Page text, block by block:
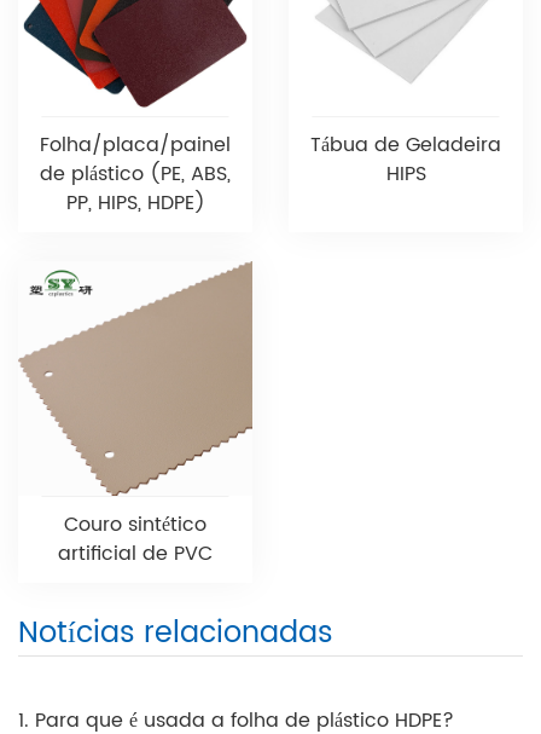
Folha/placa/painel
de plástico (PE, ABS,
PP, HIPS, HDPE)
Tábua de Geladeira
HIPS
Couro sintético
artificial de PVC
Notícias relacionadas
1. Para que é usada a folha de plástico HDPE?